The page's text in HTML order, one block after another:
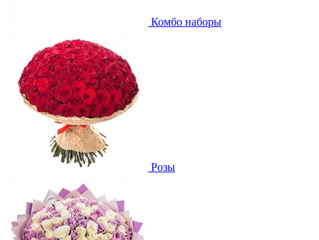
Комбо наборы
Розы